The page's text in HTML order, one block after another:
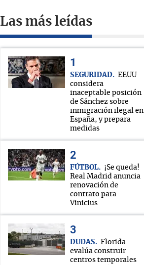
Las más leídas
SEGURIDAD
EEUU
considera
inaceptable posición
de Sánchez sobre
inmigración ilegal en
España, y prepara
medidas
FÚTBOL
¡Se queda!
Real Madrid anuncia
renovación de
contrato para
Vinicius
DUDAS
Florida
evalúa construir
centros temporales